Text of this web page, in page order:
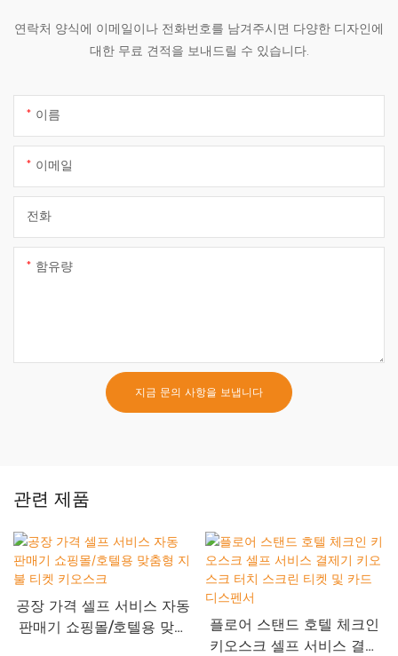
연락처 양식에 이메일이나 전화번호를 남겨주시면 다양한 디자인에
대한 무료 견적을 보내드릴 수 있습니다.
이름
이메일
전화
함유량
지금 문의 사항을 보냅니다
관련 제품
공장 가격 셀프 서비스 자동
판매기 쇼핑몰/호텔용 맞춤
플로어 스탠드 호텔 체크인
키오스크 셀프 서비스 결제